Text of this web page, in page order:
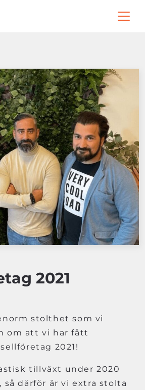
2021
stolthet som vi
om att vi har fått
2021!
tillväxt under 2020
därför är vi extra stolta